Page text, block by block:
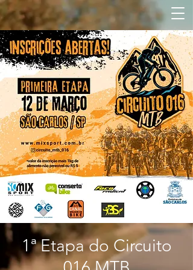
1ª Etapa do Circuito